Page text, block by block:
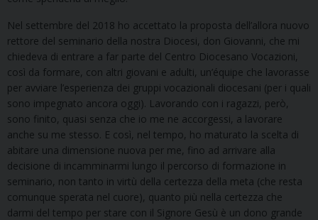
Nel settembre del 2018 ho accettato la proposta dell’allora nuovo
rettore del seminario della nostra Diocesi, don Giovanni, che mi
chiedeva di entrare a far parte del Centro Diocesano Vocazioni,
così da formare, con altri giovani e adulti, un’équipe che lavorasse
per avviare l’esperienza dei gruppi vocazionali diocesani (per i quali
sono impegnato ancora oggi). Lavorando con i ragazzi, però,
sono finito, quasi senza che io me ne accorgessi, a lavorare
anche su me stesso. E così, nel tempo, ho maturato la scelta di
abitare una dimensione nuova per me, fino ad arrivare alla
decisione di incamminarmi lungo il percorso di formazione in
seminario, non tanto in virtù della certezza della meta (che resta
comunque sperata nel cuore), quanto più nella certezza che
darmi del tempo per stare con il Signore Gesù è un dono grande